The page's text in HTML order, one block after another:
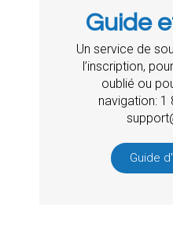
Guide
Un service de
l’inscription,
oublié ou
navigation: 1
Guide